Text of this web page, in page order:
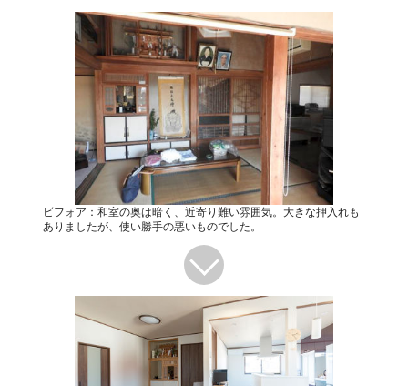
ビフォア：和室の奥は暗く、近寄り難い雰囲気。大きな押入れも
ありましたが、使い勝手の悪いものでした。